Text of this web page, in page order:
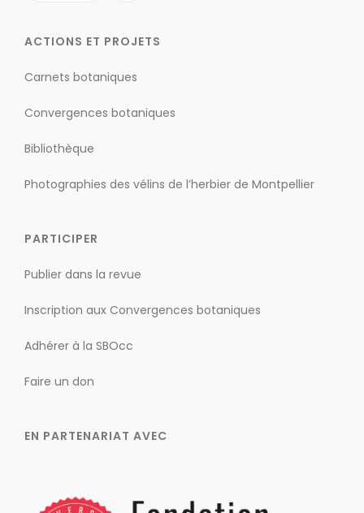
ACTIONS ET PROJETS
Carnets botaniques
Convergences botaniques
Bibliothèque
Photographies des vélins de l’herbier de Montpellier
PARTICIPER
Publier dans la revue
Inscription aux Convergences botaniques
Adhérer à la SBOcc
Faire un don
EN PARTENARIAT AVEC